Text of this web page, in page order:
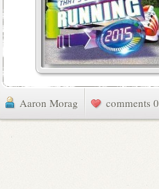
Aaron Morag 0 comments